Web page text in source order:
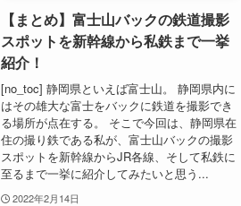
【まとめ】富士山バックの鉄道撮影
スポットを新幹線から私鉄まで一挙
紹介！
[no_toc] 静岡県といえば富士山。 静岡県内に
はその雄大な富士をバックに鉄道を撮影でき
る場所が点在する。 そこで今回は、静岡県在
住の撮り鉄である私が、富士山バックの撮影
スポットを新幹線からJR各線、そして私鉄に
至るまで一挙に紹介してみたいと思う...
2022年2月14日